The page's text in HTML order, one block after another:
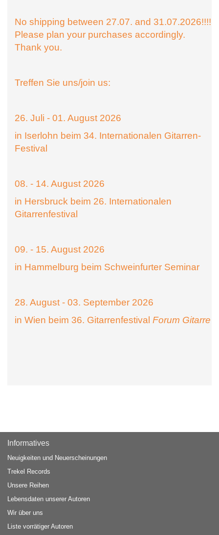
No shipping between 27.07. and 31.07.2026!!!!
Please plan your purchases accordingly.
Thank you.
Treffen Sie uns/join us:
26. Juli - 01. August 2026
in Iserlohn beim 34. Internationalen Gitarren-
Festival
08. - 14. August 2026
in Hersbruck beim 26. Internationalen
Gitarrenfestival
09. - 15. August 2026
in Hammelburg beim Schweinfurter Seminar
28. August - 03. September 2026
in Wien beim 36. Gitarrenfestival Forum Gitarre
Informatives
Neuigkeiten und Neuerscheinungen
Trekel Records
Unsere Reihen
Lebensdaten unserer Autoren
Wir über uns
Liste vorrätiger Autoren